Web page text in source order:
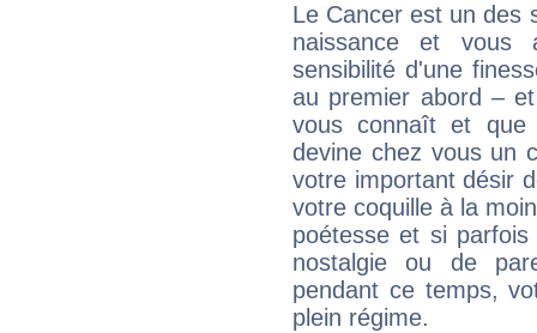
Le Cancer est un des
naissance et vous
sensibilité d'une
au premier abord –
vous connaît et
devine chez vous un
votre important désir
votre coquille à la
poétesse et si
nostalgie ou de
pendant ce temps,
plein régime.